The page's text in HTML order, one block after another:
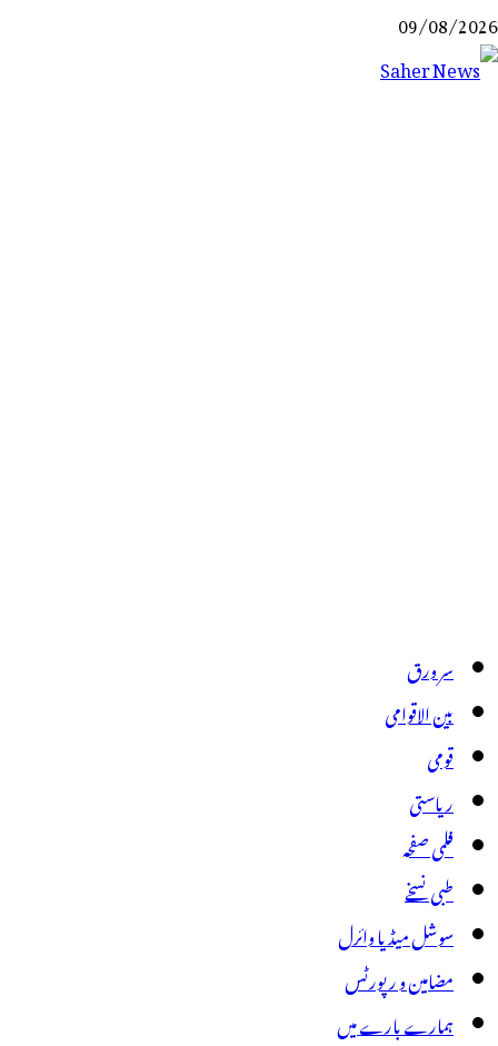
Skip
to
09/08/2026
سر ورق
بین الاقوامی
قومی
ریاستی
فلمی صفحہ
طبی نسخے
سوشل میڈیا وائرل
مضامین و رپورٹس
ہمارے بارے میں